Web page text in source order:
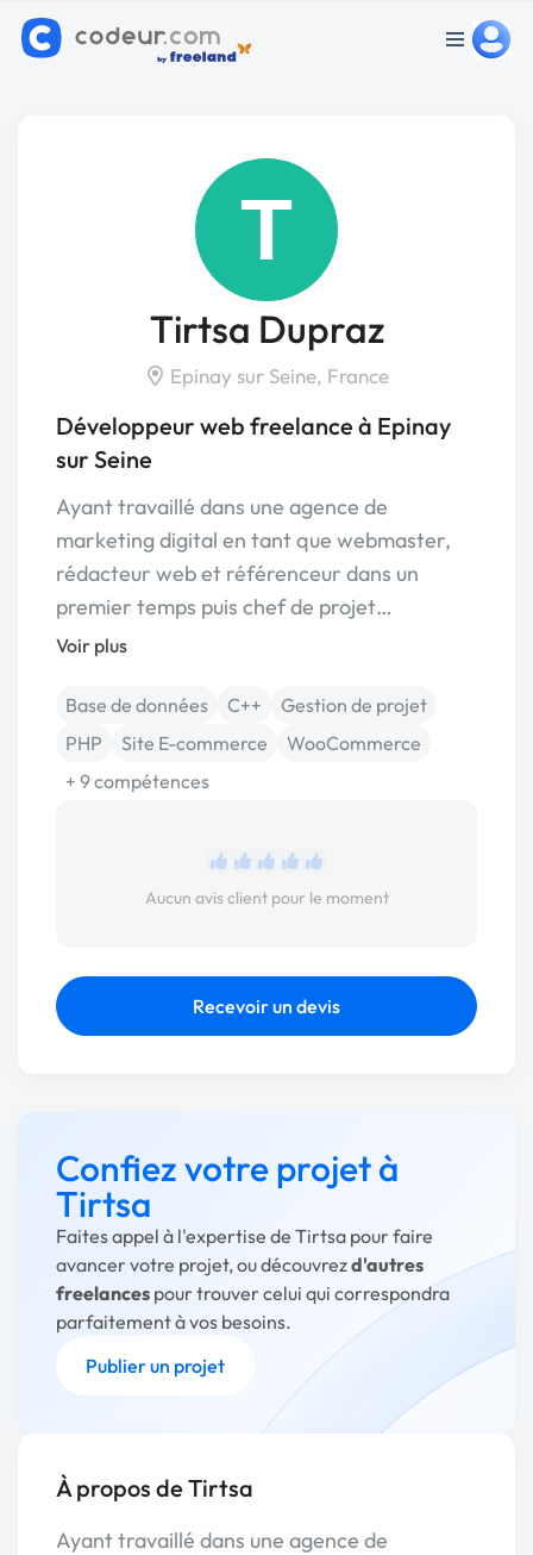
T
Tirtsa Dupraz
Epinay sur Seine, France
Développeur web freelance à Epinay
sur Seine
Ayant travaillé dans une agence de
marketing digital en tant que webmaster,
rédacteur web et référenceur dans un
premier temps puis chef de projet…
Voir plus
Base de données C++
Gestion de projet
PHP
Site E-commerce
WooCommerce
+ 9 compétences
Aucun avis client pour le moment
Recevoir un devis
Confiez votre projet à
Tirtsa
Faites appel à l'expertise de Tirtsa pour faire
avancer votre projet, ou découvrezd'autres
freelances pour trouver celui qui correspondra
parfaitement à vos besoins.
Publier un projet
À propos de Tirtsa
Ayant travaillé dans une agence de